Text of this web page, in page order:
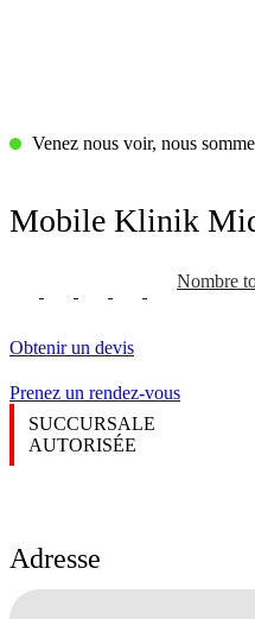
Venez nous voir, nous
Mobile Klinik
Nombre
Obtenir un devis
Prenez un rendez-vous
SUCCURSALE
AUTORISÉE
Adresse